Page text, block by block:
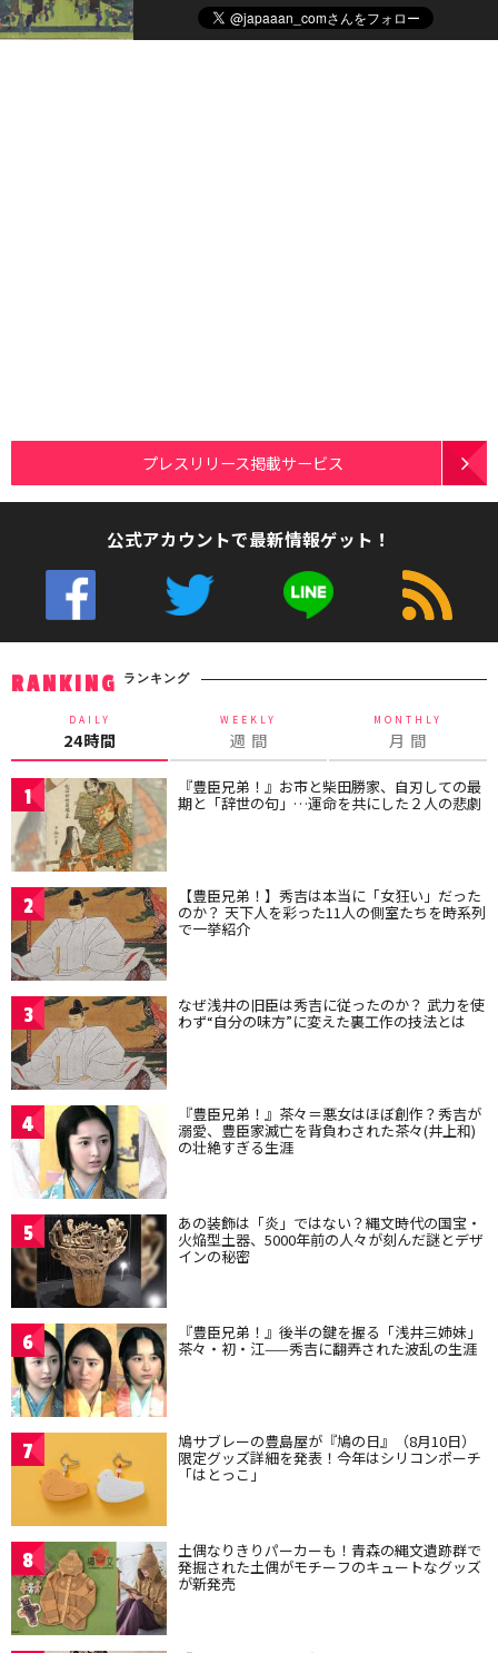
プレスリリース掲載サービス
公式アカウントで最新情報ゲット！
RANKING ランキング
DAILY
24時間
WEEKLY
週 間
MONTHLY
月 間
1 『豊臣兄弟！』お市と柴田勝家、自刃しての最
期と「辞世の句」…運命を共にした２人の悲劇
2 【豊臣兄弟！】秀吉は本当に「女狂い」だった
のか？ 天下人を彩った11人の側室たちを時系列
で一挙紹介
3 なぜ浅井の旧臣は秀吉に従ったのか？ 武力を使
わず“自分の味方”に変えた裏工作の技法とは
4 『豊臣兄弟！』茶々＝悪女はほぼ創作？秀吉が
溺愛、豊臣家滅亡を背負わされた茶々(井上和)
の壮絶すぎる生涯
5 あの装飾は「炎」ではない？縄文時代の国宝・
火焔型土器、5000年前の人々が刻んだ謎とデザ
インの秘密
6 『豊臣兄弟！』後半の鍵を握る「浅井三姉妹」
茶々・初・江——秀吉に翻弄された波乱の生涯
7 鳩サブレーの豊島屋が『鳩の日』（8月10日）
限定グッズ詳細を発表！今年はシリコンポーチ
「はとっこ」
8 土偶なりきりパーカーも！青森の縄文遺跡群で
発掘された土偶がモチーフのキュートなグッズ
が新発売